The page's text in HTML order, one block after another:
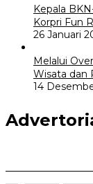
Kepala
Korpri Fun
26 Januari
Melalui
Wisata dan
14